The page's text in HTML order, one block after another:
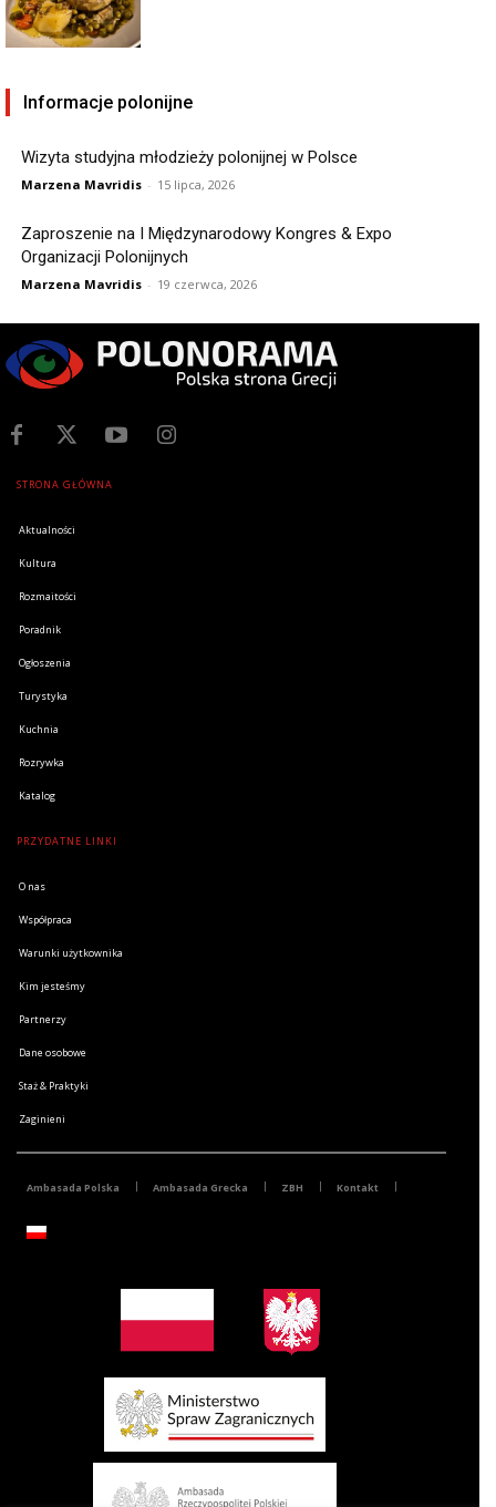
Informacje polonijne
Wizyta studyjna młodzieży polonijnej w Polsce
Marzena Mavridis - 15 lipca, 2026
Zaproszenie na I Międzynarodowy Kongres & Expo
Organizacji Polonijnych
Marzena Mavridis - 19 czerwca, 2026
STRONA GŁÓWNA
Aktualności
Kultura
Rozmaitości
Poradnik
Ogłoszenia
Turystyka
Kuchnia
Rozrywka
Katalog
PRZYDATNE LINKI
O nas
Współpraca
Warunki użytkownika
Kim jesteśmy
Partnerzy
Dane osobowe
Staż & Praktyki
Zaginieni
Ambasada Polska Ambasada Grecka ZBH Kontakt